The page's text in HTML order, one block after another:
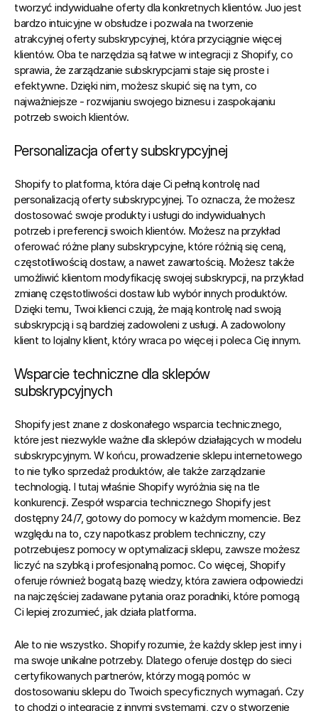
tworzyć indywidualne oferty dla konkretnych klientów. Juo jest
bardzo intuicyjne w obsłudze i pozwala na tworzenie
atrakcyjnej oferty subskrypcyjnej, która przyciągnie więcej
klientów. Oba te narzędzia są łatwe w integracji z Shopify, co
sprawia, że zarządzanie subskrypcjami staje się proste i
efektywne. Dzięki nim, możesz skupić się na tym, co
najważniejsze - rozwijaniu swojego biznesu i zaspokajaniu
potrzeb swoich klientów.
Personalizacja oferty subskrypcyjnej
personalizacją oferty subskrypcyjnej. To oznacza, że możesz
dostosować swoje produkty i usługi do indywidualnych
potrzeb i preferencji swoich klientów. Możesz na przykład
oferować różne plany subskrypcyjne, które różnią się ceną,
częstotliwością dostaw, a nawet zawartością. Możesz także
umożliwić klientom modyfikację swojej subskrypcji, na przykład
zmianę częstotliwości dostaw lub wybór innych produktów.
Dzięki temu, Twoi klienci czują, że mają kontrolę nad swoją
subskrypcją i są bardziej zadowoleni z usługi. A zadowolony
klient to lojalny klient, który wraca po więcej i poleca Cię innym.
Wsparcie techniczne dla sklepów
subskrypcyjnych
Shopify jest znane z doskonałego wsparcia technicznego,
które jest niezwykle ważne dla sklepów działających w modelu
subskrypcyjnym. W końcu, prowadzenie sklepu internetowego
to nie tylko sprzedaż produktów, ale także zarządzanie
technologią. I tutaj właśnie Shopify wyróżnia się na tle
konkurencji. Zespół wsparcia technicznego Shopify jest
dostępny 24/7, gotowy do pomocy w każdym momencie. Bez
względu na to, czy napotkasz problem techniczny, czy
potrzebujesz pomocy w optymalizacji sklepu, zawsze możesz
liczyć na szybką i profesjonalną pomoc. Co więcej, Shopify
oferuje również bogatą bazę wiedzy, która zawiera odpowiedzi
na najczęściej zadawane pytania oraz poradniki, które pomogą
Ci lepiej zrozumieć, jak działa platforma.
Ale to nie wszystko. Shopify rozumie, że każdy sklep jest inny i
ma swoje unikalne potrzeby. Dlatego oferuje dostęp do sieci
certyfikowanych partnerów, którzy mogą pomóc w
dostosowaniu sklepu do Twoich specyficznych wymagań. Czy
to chodzi o integrację z innymi systemami, czy o stworzenie